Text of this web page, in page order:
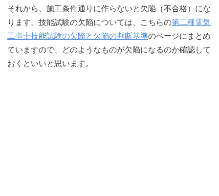
それから、施工条件通りに作らないと欠陥（不合格）にな
ります。技能試験の欠陥については、こちらの第二種電気
工事士技能試験の欠陥と欠陥の判断基準のページにまとめ
ていますので、どのようなものが欠陥になるのか確認して
おくといいと思います。